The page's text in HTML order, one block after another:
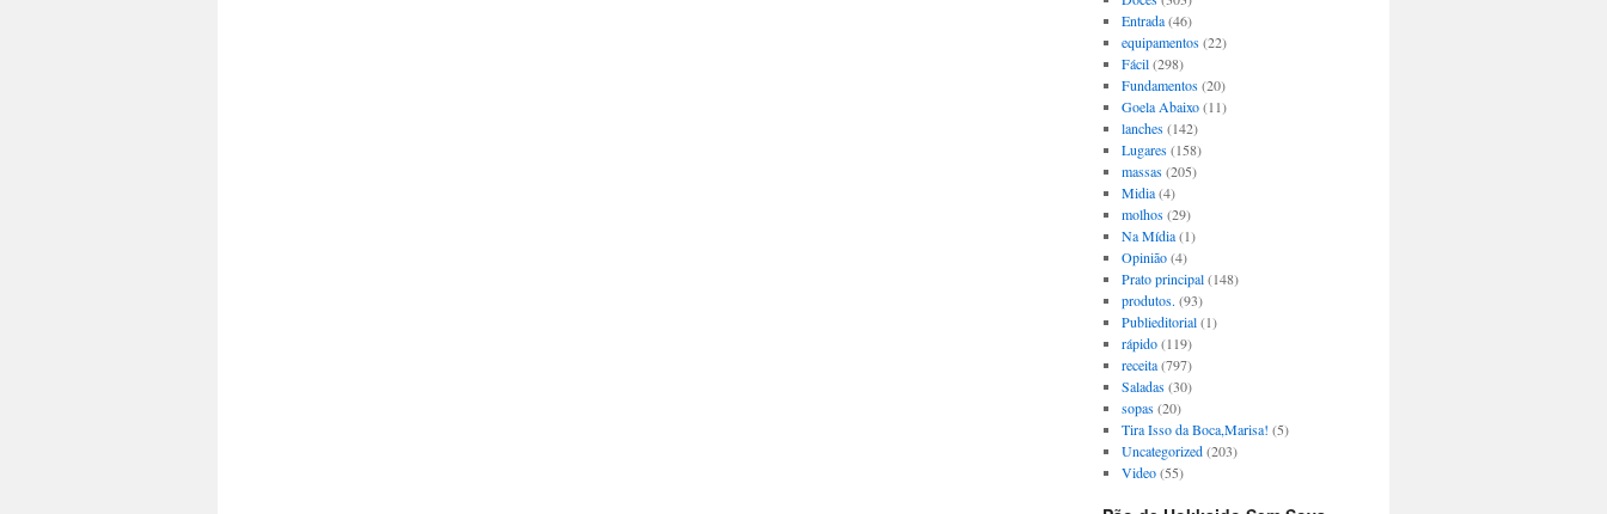
Entrada(46)
equipamentos(22)
Fácil(298)
Fundamentos(20)
Goela Abaixo(11)
lanches(142)
Lugares(158)
massas(205)
Midia(4)
molhos(29)
Na Mídia(1)
Opinião(4)
Prato principal(148)
produtos. (93)
Publieditorial(1)
rápido(119)
receita(797)
Saladas(30)
sopas(20)
Tira Isso da Boca,Marisa! (5)
Uncategorized(203)
Video(55)